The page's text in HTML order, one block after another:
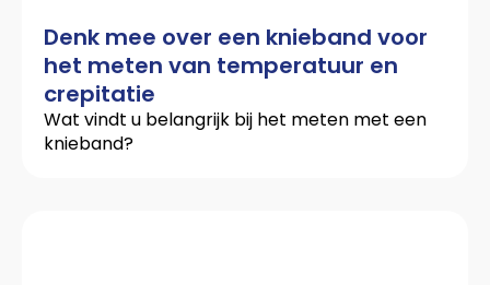
Denk mee over een knieband voor
het meten van temperatuur en
crepitatie
Wat vindt u belangrijk bij het meten met een
knieband?